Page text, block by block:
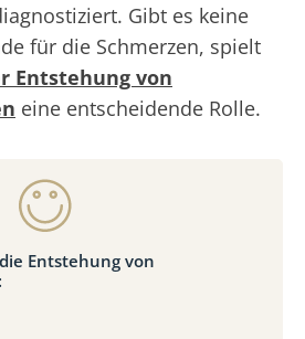
Gibt es keine
für die Schmerzen, spielt
Entstehung von
eine entscheidende Rolle.
Entstehung von